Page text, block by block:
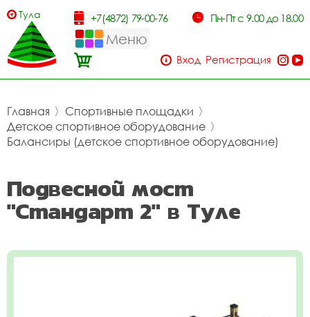
Тула +7(4872) 79-00-76 Пн-Пт с 9.00 до 18.00
Меню
Вход Регистрация
Главная 〉 Спортивные площадки 〉
Детское спортивное оборудование 〉
Балансиры (детское спортивное оборудование)
Подвесной мост
"Стандарт 2" в Туле